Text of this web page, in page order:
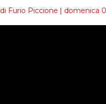
di Furio Piccione | domenica